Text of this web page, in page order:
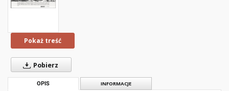
Pokaż treść
Pobierz
OPIS INFORMACJE